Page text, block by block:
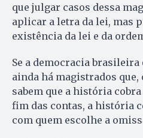
que julgar casos dessa
aplicar a letra da lei, mas
existência da lei e da
Se a democracia brasileira
ainda há magistrados que,
sabem que a história
fim das contas, a história
com quem escolhe a